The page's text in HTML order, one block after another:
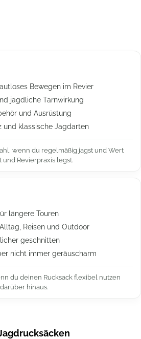
Bewegen im Revier
jagdliche Tarnwirkung
und Ausrüstung
und klassische Jagdarten
wenn du regelmäßig jagst und Wert
Revierpraxis legst.
längere Touren
Reisen und Outdoor
geschnitten
nicht immer geräuscharm
du deinen Rucksack flexibel nutzen
hinaus.